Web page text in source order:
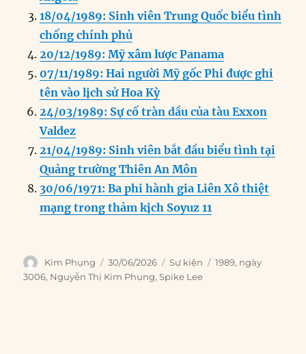
o
k
n
er p m
18/04/1989: Sinh viên Trung Quốc biểu tình
chống chính phủ
20/12/1989: Mỹ xâm lược Panama
07/11/1989: Hai người Mỹ gốc Phi được ghi
tên vào lịch sử Hoa Kỳ
24/03/1989: Sự cố tràn dầu của tàu Exxon
Valdez
21/04/1989: Sinh viên bắt đầu biểu tình tại
Quảng trường Thiên An Môn
30/06/1971: Ba phi hành gia Liên Xô thiệt
mạng trong thảm kịch Soyuz 11
Author
Kim Phụng
Posted
on
30/06/2026 Categories
Sự kiện Tags
1989, ngày
3006, Nguyễn Thị Kim Phụng,Spike Lee